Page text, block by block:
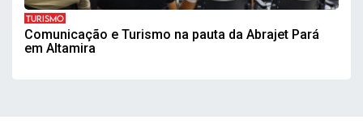
TURISMO
Comunicação e Turismo na pauta da Abrajet Pará
em Altamira